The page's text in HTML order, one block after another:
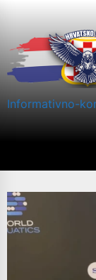
content
Informativno-